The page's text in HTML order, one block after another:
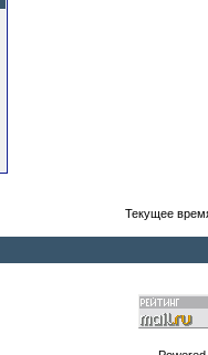
Текущее